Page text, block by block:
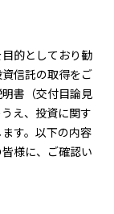
的としており勧
信託の取得をご
書（交付目論見
え、投資に関す
す。以下の内容
様に、ご確認い